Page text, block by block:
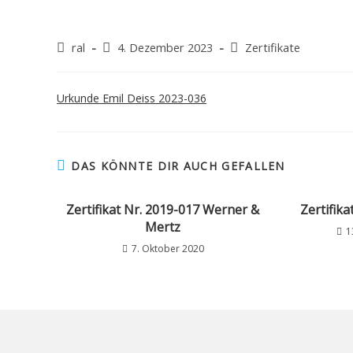
ral 4. Dezember 2023 Zertifikate
Urkunde Emil Deiss 2023-036
DAS KÖNNTE DIR AUCH GEFALLEN
Zertifikat Nr. 2019-017 Werner &
Mertz
7. Oktober 2020